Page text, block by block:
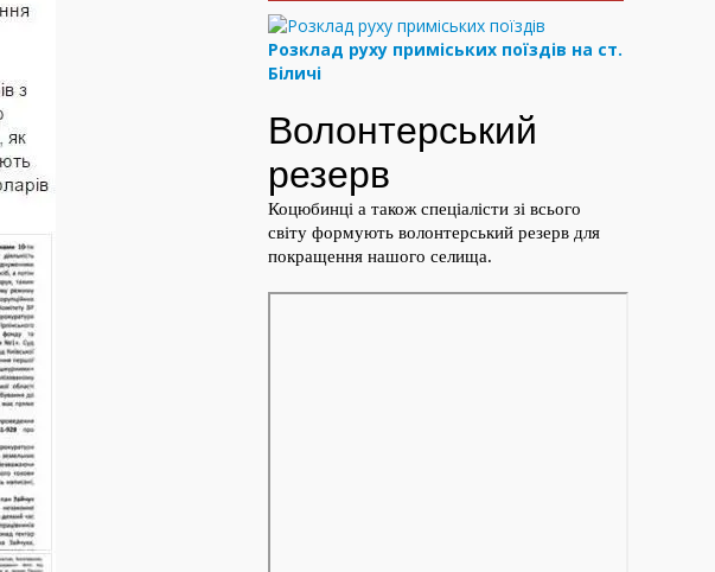
Розклад руху приміських поїздів на ст.
Біличі